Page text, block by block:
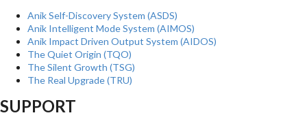
Anik Self-Discovery System (ASDS)
Anik Intelligent Mode System (AIMOS)
Anik Impact Driven Output System (AIDOS)
The Quiet Origin (TQO)
The Silent Growth (TSG)
The Real Upgrade (TRU)
SUPPORT